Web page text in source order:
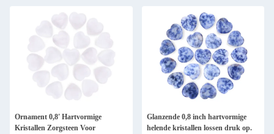
Ornament 0,8' Hartvormige
Kristallen Zorgsteen Voor
Glanzende 0,8 inch hartvormige
helende kristallen lossen druk op.